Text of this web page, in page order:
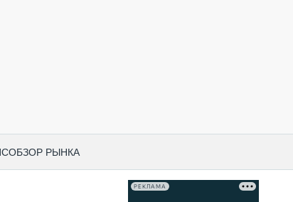
ОБЗОР РЫНКА
РЕКЛАМА